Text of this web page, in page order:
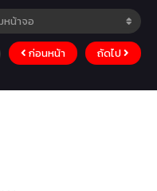
ก่อนหน้า ถัดไป